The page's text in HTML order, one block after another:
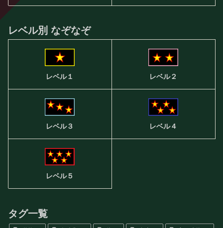
レベル別 なぞなぞ
レベル１ レベル２
レベル３ レベル４
レベル５
タグ一覧